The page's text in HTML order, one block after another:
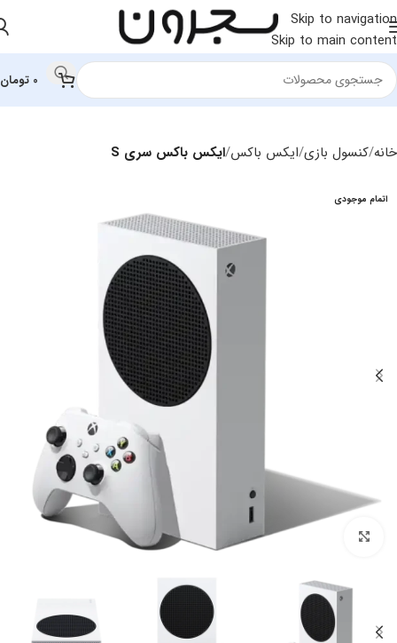
Skip to navigation
Skip to main content
0 تومان
خانه کنسول بازی ایکس باکس ایکس باکس سری S
اتمام موجودی
بزرگنمایی تصویر